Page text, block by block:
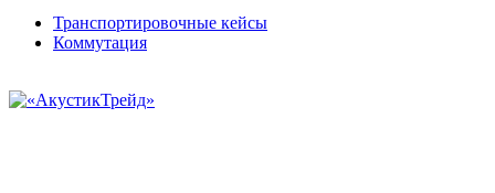
Транспортировочные кейсы
Коммутация